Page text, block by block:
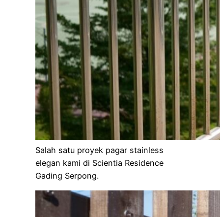
Salah satu proyek pagar stainless
elegan kami di Scientia Residence
Gading Serpong.